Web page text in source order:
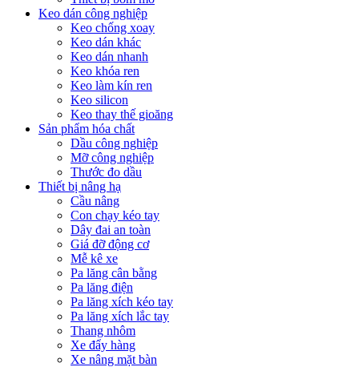
Keo dán công nghiệp
Keo chống xoay
Keo dán khác
Keo dán nhanh
Keo khóa ren
Keo làm kín ren
Keo silicon
Keo thay thế gioăng
Sản phẩm hóa chất
Dầu công nghiệp
Mỡ công nghiệp
Thước đo dầu
Thiết bị nâng hạ
Cầu nâng
Con chạy kéo tay
Dây đai an toàn
Giá đỡ động cơ
Mễ kê xe
Pa lăng cân bằng
Pa lăng điện
Pa lăng xích kéo tay
Pa lăng xích lắc tay
Thang nhôm
Xe đẩy hàng
Xe nâng mặt bàn